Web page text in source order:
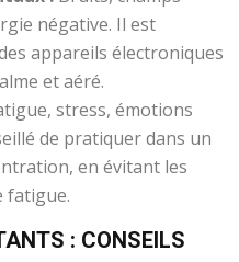
négative. Il est
appareils électroniques
et aéré.
stress, émotions
de pratiquer dans un
en évitant les
fatigue.
: CONSEILS